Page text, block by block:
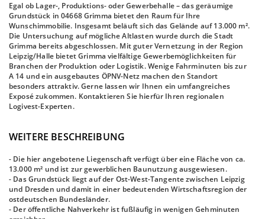
Egal ob Lager-, Produktions- oder Gewerbehalle – das geräumige
Grundstück in 04668 Grimma bietet den Raum für Ihre
Wunschimmobilie. Insgesamt beläuft sich das Gelände auf 13.000 m².
Die Untersuchung auf mögliche Altlasten wurde durch die Stadt
Grimma bereits abgeschlossen. Mit guter Vernetzung in der Region
Leipzig/Halle bietet Grimma vielfältige Gewerbemöglichkeiten für
Branchen der Produktion oder Logistik. Wenige Fahrminuten bis zur
A 14 und ein ausgebautes ÖPNV-Netz machen den Standort
besonders attraktiv. Gerne lassen wir Ihnen ein umfangreiches
Exposé zukommen. Kontaktieren Sie hierfür Ihren regionalen
Logivest-Experten.
WEITERE BESCHREIBUNG
- Die hier angebotene Liegenschaft verfügt über eine Fläche von ca.
13.000 m² und ist zur gewerblichen Baunutzung ausgewiesen.
- Das Grundstück liegt auf der Ost-West-Tangente zwischen Leipzig
und Dresden und damit in einer bedeutenden Wirtschaftsregion der
ostdeutschen Bundesländer.
- Der öffentliche Nahverkehr ist fußläufig in wenigen Gehminuten